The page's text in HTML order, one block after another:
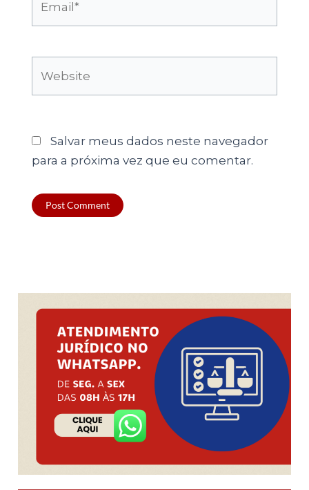
Salvar meus dados neste navegador
para a próxima vez que eu comentar.